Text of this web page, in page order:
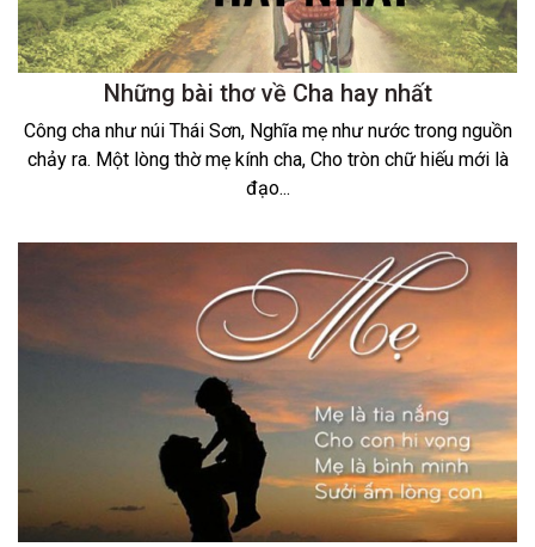
Những bài thơ về Cha hay nhất
Công cha như núi Thái Sơn, Nghĩa mẹ như nước trong nguồn
chảy ra. Một lòng thờ mẹ kính cha, Cho tròn chữ hiếu mới là
đạo...